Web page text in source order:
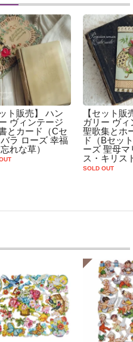
ット販売】 ハン
ヴィンテージ
とカード（Cセ
ラ ローズ 幸福
れな草）
【セット販
ガリー ヴィ
聖歌集とホ
ド（Bセッ
ーズ 聖母マ
ス・キリス
SOLD OUT